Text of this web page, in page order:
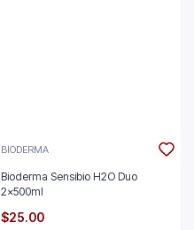
BIODERMA
Bioderma Sensibio H2O Duo
2x500ml
$25.00